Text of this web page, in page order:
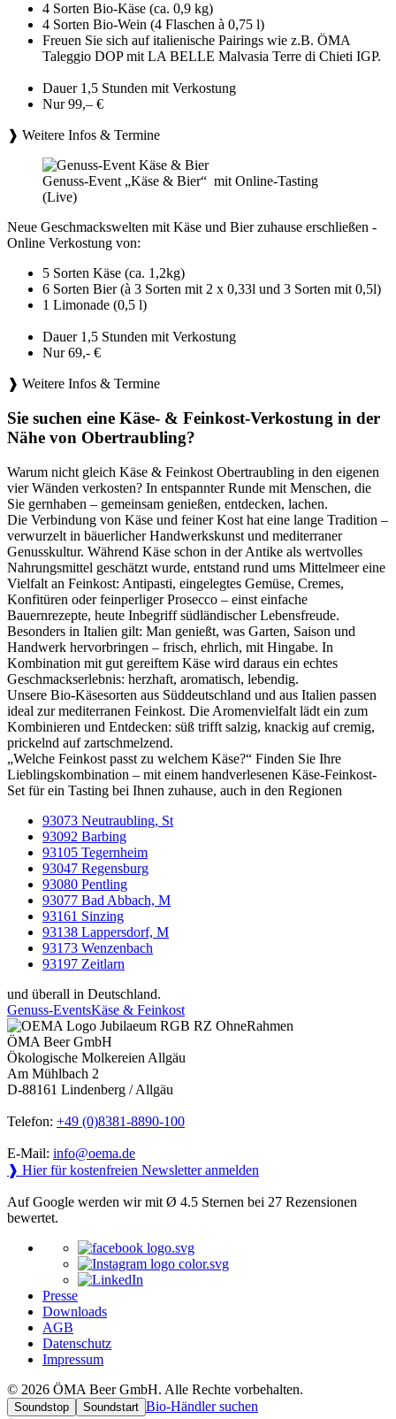
4 Sorten Bio-Käse (ca. 0,9 kg)
4 Sorten Bio-Wein (4 Flaschen à 0,75 l)
Freuen Sie sich auf italienische Pairings wie z.B. ÖMA
Taleggio DOP mit LA BELLE Malvasia Terre di Chieti IGP.
Dauer 1,5 Stunden mit Verkostung
Nur 99,– €
❱ Weitere Infos & Termine
Genuss-Event „Käse & Bier“ mit Online-Tasting
(Live)
Neue Geschmackswelten mit Käse und Bier zuhause erschließen -
Online Verkostung von:
5 Sorten Käse (ca. 1,2kg)
6 Sorten Bier (à 3 Sorten mit 2 x 0,33l und 3 Sorten mit 0,5l)
1 Limonade (0,5 l)
Dauer 1,5 Stunden mit Verkostung
Nur 69,- €
❱ Weitere Infos & Termine
Sie suchen eine Käse- & Feinkost-Verkostung in der
Nähe von Obertraubling?
Warum nicht gleich Käse & Feinkost Obertraubling in den eigenen
vier Wänden verkosten? In entspannter Runde mit Menschen, die
Sie gernhaben – gemeinsam genießen, entdecken, lachen.
Die Verbindung von Käse und feiner Kost hat eine lange Tradition –
verwurzelt in bäuerlicher Handwerkskunst und mediterraner
Genusskultur. Während Käse schon in der Antike als wertvolles
Nahrungsmittel geschätzt wurde, entstand rund ums Mittelmeer eine
Vielfalt an Feinkost: Antipasti, eingelegtes Gemüse, Cremes,
Konfitüren oder feinperliger Prosecco – einst einfache
Bauernrezepte, heute Inbegriff südländischer Lebensfreude.
Besonders in Italien gilt: Man genießt, was Garten, Saison und
Handwerk hervorbringen – frisch, ehrlich, mit Hingabe. In
Kombination mit gut gereiftem Käse wird daraus ein echtes
Geschmackserlebnis: herzhaft, aromatisch, lebendig.
Unsere Bio-Käsesorten aus Süddeutschland und aus Italien passen
ideal zur mediterranen Feinkost. Die Aromenvielfalt lädt ein zum
Kombinieren und Entdecken: süß trifft salzig, knackig auf cremig,
prickelnd auf zartschmelzend.
„Welche Feinkost passt zu welchem Käse?“ Finden Sie Ihre
Lieblingskombination – mit einem handverlesenen Käse-Feinkost-
Set für ein Tasting bei Ihnen zuhause, auch in den Regionen
93073 Neutraubling, St
93092 Barbing
93105 Tegernheim
93047 Regensburg
93080 Pentling
93077 Bad Abbach, M
93161 Sinzing
93138 Lappersdorf, M
93173 Wenzenbach
93197 Zeitlarn
und überall in Deutschland.
Genuss-EventsKäse & Feinkost
ÖMA Beer GmbH
Ökologische Molkereien Allgäu
Am Mühlbach 2
D-88161 Lindenberg / Allgäu
Telefon: +49 (0)8381-8890-100
E-Mail: info@oema.de
❱ Hier für kostenfreien Newsletter anmelden
Auf Google werden wir mit Ø 4.5 Sternen bei 27 Rezensionen
bewertet.
Presse
Downloads
AGB
Datenschutz
Impressum
© 2026 ÖMA Beer GmbH. Alle Rechte vorbehalten.
Soundstop Soundstart Bio-Händler suchen